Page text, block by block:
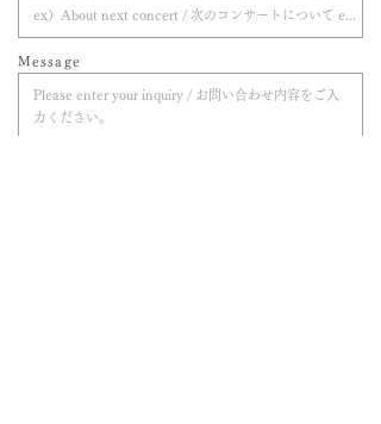
Message